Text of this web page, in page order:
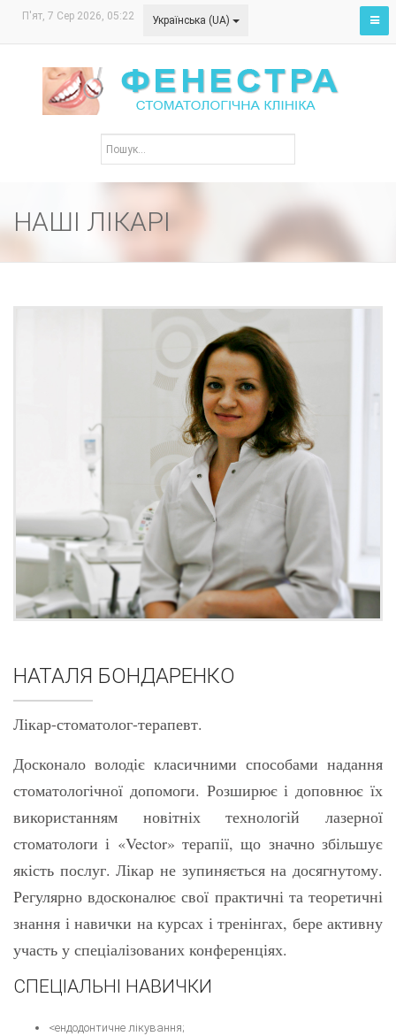
Українська (UA)
П'ят, 7 Сер 2026, 05:22
НАШІ ЛІКАРІ
НАТАЛЯ БОНДАРЕНКО
Лікар-стоматолог-терапевт.
Досконало володіє класичними способами надання
стоматологічної допомоги. Розширює і доповнює їх
використанням новітніх технологій лазерної
стоматологи і «Vector» терапії, що значно збільшує
якість послуг. Лікар не зупиняється на досягнутому.
Регулярно вдосконалює свої практичні та теоретичні
знання і навички на курсах і тренінгах, бере активну
участь у спеціалізованих конференціях.
СПЕЦІАЛЬНІ НАВИЧКИ
<ендодонтичне лікування;